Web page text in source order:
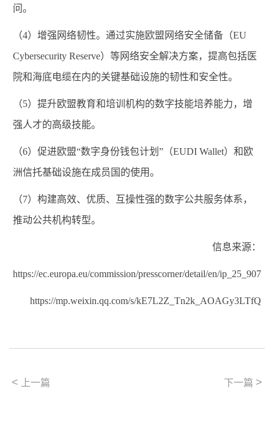
问。
（4）增强网络韧性。通过实施欧盟网络安全储备（EU
Cybersecurity Reserve）等网络安全解决方案，提高包括医
院和海底电缆在内的关键基础设施的韧性和安全性。
（5）提升欧盟教育和培训机构的数字技能培养能力，增
强人才的高级技能。
（6）促进欧盟“数字身份钱包计划”（EUDI Wallet）和欧
洲信托基础设施在成员国的使用。
（7）构建高效、优质、互操性强的数字公共服务体系，
推动公共机构转型。
信息来源：
https://ec.europa.eu/commission/presscorner/detail/en/ip_25_907
https://mp.weixin.qq.com/s/kE7L2Z_Tn2k_AOAGy3LTfQ
< 上一篇 下一篇 >